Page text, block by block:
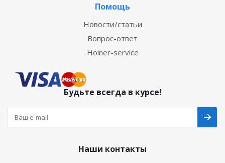
Помощь
Новости/статьи
Вопрос-ответ
Holner-service
Будьте всегда в курсе!
Наши контакты